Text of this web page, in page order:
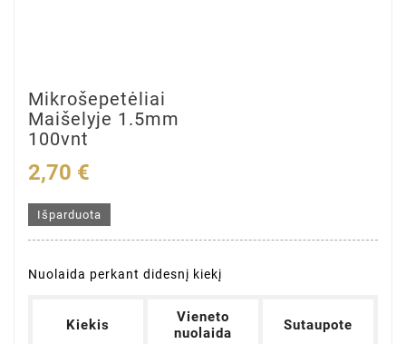
Mikrošepetėliai
Maišelyje 1.5mm
100vnt
2,70 €
Išparduota
Nuolaida perkant didesnį kiekį
Kiekis
Vieneto
nuolaida
Sutaupote